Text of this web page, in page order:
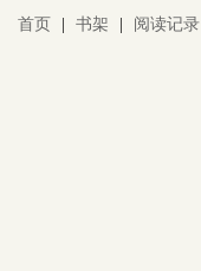
首页 书架 阅读记录